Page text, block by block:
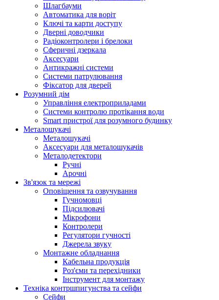
Шлагбауми
Автоматика для воріт
Ключі та карти доступу
Дверні доводчики
Радіоконтролери і брелоки
Сферичні дзеркала
Аксесуари
Антикражні системи
Системи патрулювання
Фіксатор для дверей
Розумний дім
Управління електроприладами
Системи контролю протікання води
Smart пристрої для розумного будинку
Металошукачі
Металошукачі
Аксесуари для металошукачів
Металодетектори
Ручні
Арочні
Зв'язок та мережі
Оповіщення та озвучування
Гучномовці
Підсилювачі
Мікрофони
Контролери
Регулятори гучності
Джерела звуку
Монтажне обладнання
Кабельна продукція
Роз'єми та перехідники
Інструмент для монтажу
Техніка контршпигунства та сейфи
Сейфи